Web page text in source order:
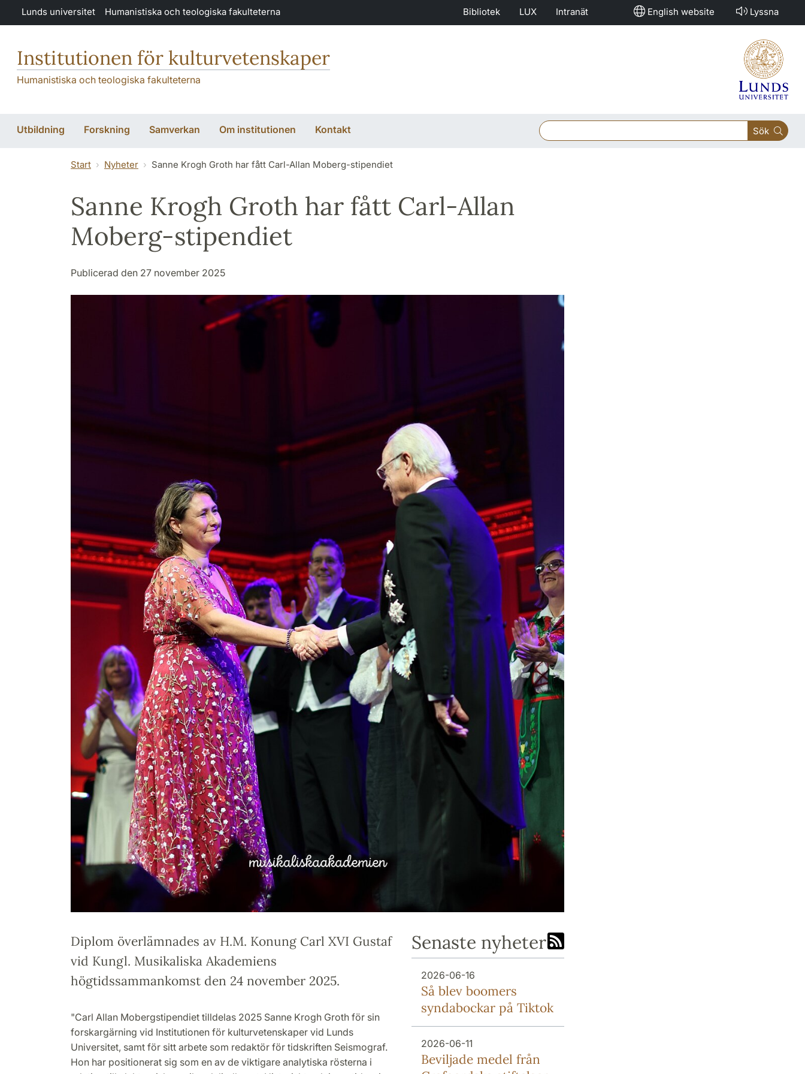
Hoppa till huvudinnehåll
Lunds universitet Humanistiska och teologiska fakulteterna Bibliotek LUX Intranät English website Lyssna
Institutionen för kulturvetenskaper
Humanistiska och teologiska fakulteterna
Utbildning Forskning Samverkan Om institutionen Kontakt Sök
Start Nyheter Sanne Krogh Groth har fått Carl-Allan Moberg-stipendiet
Sanne Krogh Groth har fått Carl-Allan
Moberg-stipendiet
Publicerad den 27 november 2025
Diplom överlämnades av H.M. Konung Carl XVI Gustaf
vid Kungl. Musikaliska Akademiens
högtidssammankomst den 24 november 2025.
"Carl Allan Mobergstipendiet tilldelas 2025 Sanne Krogh Groth för sin
forskargärning vid Institutionen för kulturvetenskaper vid Lunds
Universitet, samt för sitt arbete som redaktör för tidskriften Seismograf.
Hon har positionerat sig som en av de viktigare analytiska rösterna i
Senaste nyheter
2026-06-16
Så blev boomers
syndabockar på Tiktok
2026-06-11
Beviljade medel från